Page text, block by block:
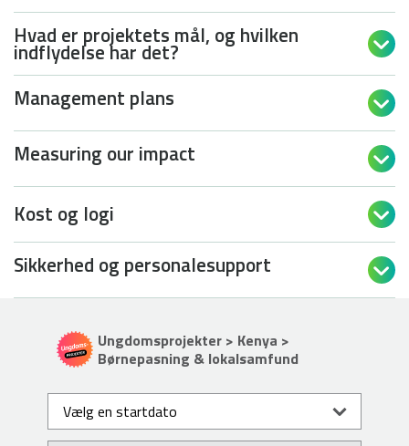
Hvad er projektets mål, og hvilken
indflydelse har det? 
Management plans 
Measuring our impact 
Kost og logi 
Sikkerhed og personalesupport 
Ungdomsprojekter > Kenya >
Børnepasning & lokalsamfund
Vælg en startdato